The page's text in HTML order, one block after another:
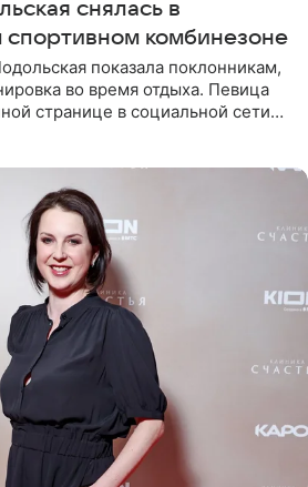
снялась в
спортивном комбинезоне
показала поклонникам,
во время отдыха. Певица
странице в социальной сети